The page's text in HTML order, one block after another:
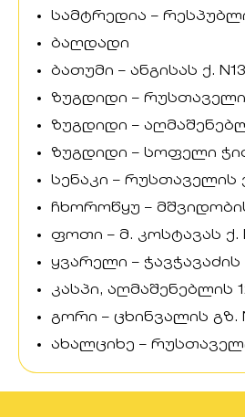
სამტრედია –
ბაღდადი
ბათუმი – ანგისას ქ. N13
ზუგდიდი –
ზუგდიდი –
ზუგდიდი – სოფელი
სენაკი – რუსთაველის
ჩხოროწყუ – მშვიდობის
ფოთი – მ. კოსტავას ქ.
ყვარელი – ჭავჭავაძის
კასპი, აღმაშენებლის
გორი – ცხინვალის გზ.
ახალციხე –